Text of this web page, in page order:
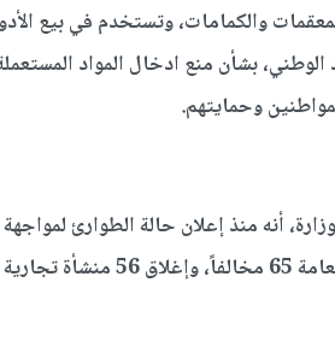
والكمامات، وتستخدم في بيع
الوطني، بشأن منع ادخال المواد
وحمايتهم.
أنه منذ إعلان حالة الطوارئ
صناعية مخالفة.